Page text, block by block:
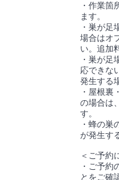
・作業箇
ます。
・巣が足
場合はオ
い。追加
・巣が足
応できな
発生する
・屋根裏
の場合は
す。
・蜂の巣
が発生す
＜ご予約
・ご予約
とをご確